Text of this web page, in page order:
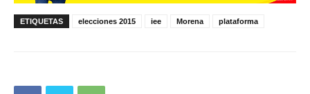
ETIQUETAS elecciones 2015 iee Morena plataforma